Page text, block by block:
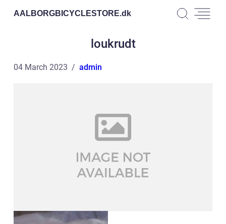
AALBORGBICYCLESTORE.dk
loukrudt
04 March 2023 admin